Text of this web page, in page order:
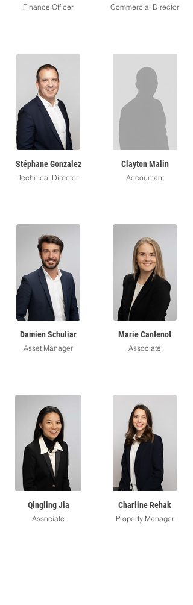
Finance Officer Commercial Director
Stéphane Gonzalez
Technical Director
Clayton Malin
Accountant
Damien Schuliar
Asset Manager
Marie Cantenot
Associate
Qingling Jia
Associate
Charline Rehak
Property Manager